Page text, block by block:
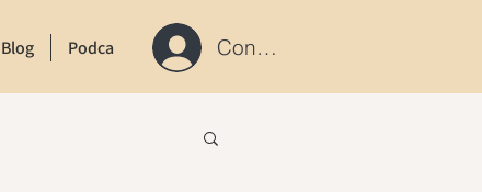
Blog Podcast ContactConnexion / S'inscrire